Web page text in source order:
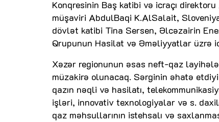
Konqresinin Baş katibi və icraçı
müşaviri AbdulBaqi K.AlSalait,
dövlət katibi Tina Sersen, Əlcəzairin
Qrupunun Hasilat və Əməliyyatlar üzrə
Xəzər regionunun əsas neft-qaz
müzakirə olunacaq. Sərginin əhatə
qazın nəqli və hasilatı,
işləri, innovativ texnologiyalar və s.
qaz məhsullarının istehsalı və